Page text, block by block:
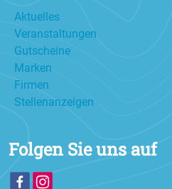
Aktuelles
Veranstaltungen
Gutscheine
Marken
Firmen
Stellenanzeigen
Folgen Sie uns auf